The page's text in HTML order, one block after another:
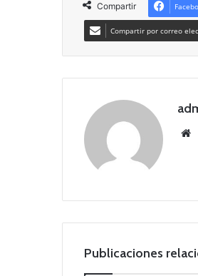
Compartir
Compartir por correo
Publicaciones